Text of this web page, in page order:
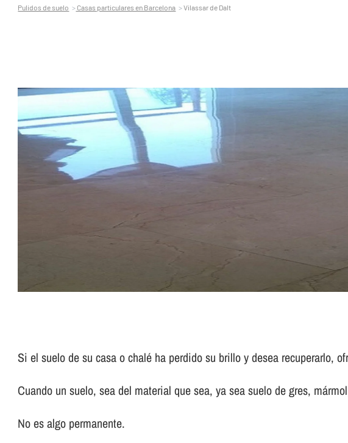
Pulidos de suelo Casas particulares en Barcelona Vilassar de Dalt
Si el suelo de su casa o chalé ha perdido su brillo y desea recuperarlo,
Cuando un suelo, sea del material que sea, ya sea suelo de gres,
No es algo permanente.